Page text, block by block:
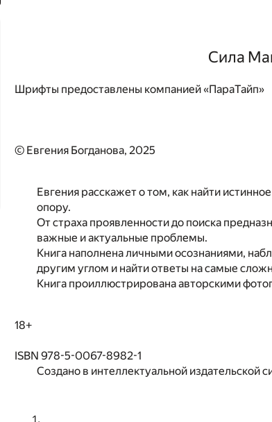
Сила
Шрифты предоставлены компанией «ПараТайп»
© Евгения Богданова, 2025
Евгения расскажет о том, как найти
опору.
От страха проявленности до поиска
важные и актуальные проблемы.
Книга наполнена личными осознаниями,
другим углом и найти ответы на самые
Книга проиллюстрирована авторскими
18+
ISBN 978-5-0067-8982-1
Создано в интеллектуальной издательской